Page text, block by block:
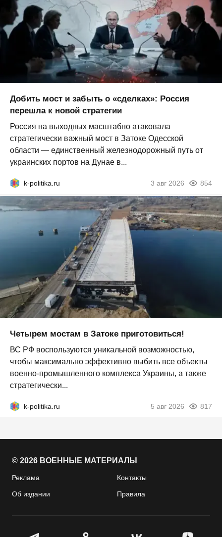
Добить мост и забыть о «сделках»: Россия
перешла к новой стратегии
Россия на выходных масштабно атаковала
стратегически важный мост в Затоке Одесской
области — единственный железнодорожный путь от
украинских портов на Дунае в...
k-politika.ru 3 авг 2026 854
Четырем мостам в Затоке приготовиться!
ВС РФ воспользуются уникальной возможностью,
чтобы максимально эффективно выбить все объекты
военно-промышленного комплекса Украины, а также
стратегически...
k-politika.ru 5 авг 2026 817
© 2026 ВОЕННЫЕ МАТЕРИАЛЫ
Реклама Контакты
Об издании Правила